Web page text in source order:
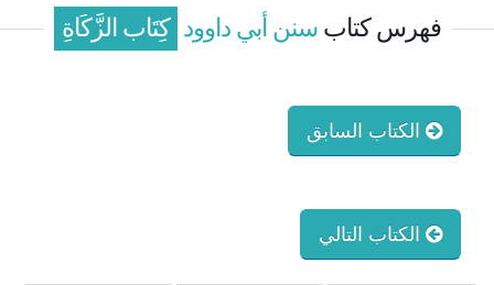
فهرس كتابسنن أبي داوود كِتَاب الزَّكَاةِ
الكتاب السابق
الكتاب التالي